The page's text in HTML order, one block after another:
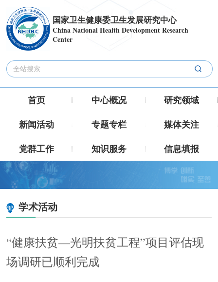
国家卫生健康委卫生发展研究中心
China National Health Development Research
Center
首页 中心概况
研究领域
新闻活动
专题专栏
媒体关注
党群工作
知识服务 信息填报
学术活动
“健康扶贫—光明扶贫工程”项目评估现
场调研已顺利完成